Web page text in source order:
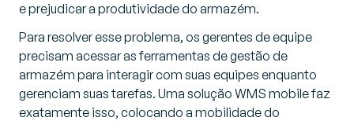
e prejudicar a produtividade do armazém.
Para resolver esse problema, os gerentes de equipe
precisam acessar as ferramentas de gestão de
armazém para interagir com suas equipes enquanto
gerenciam suas tarefas. Uma solução WMS mobile faz
exatamente isso, colocando a mobilidade do